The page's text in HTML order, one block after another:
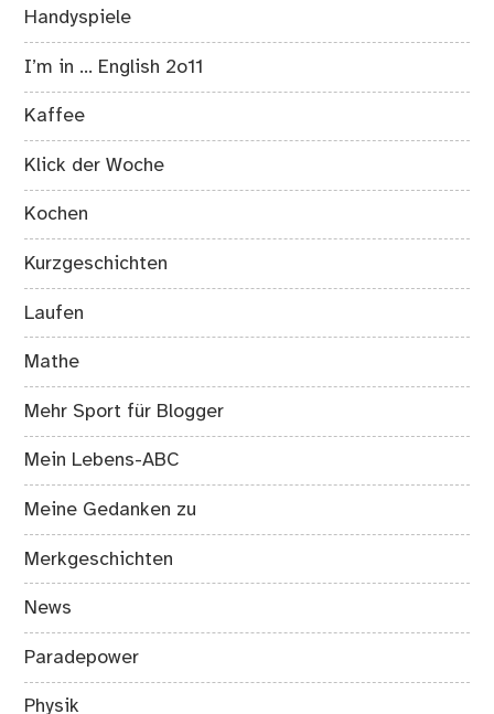
Handyspiele
I’m in … English 2o11
Kaffee
Klick der Woche
Kochen
Kurzgeschichten
Laufen
Mathe
Mehr Sport für Blogger
Mein Lebens-ABC
Meine Gedanken zu
Merkgeschichten
News
Paradepower
Physik